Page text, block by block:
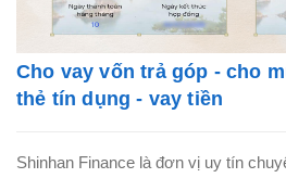
Cho vay vốn trả góp - cho
thẻ tín dụng - vay tiền
Shinhan Finance là đơn vị uy tín